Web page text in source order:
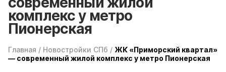
комплекс у метро
Пионерская
Главная / Новостройки СПб / ЖК «Приморский квартал»
— современный жилой комплекс у метро Пионерская